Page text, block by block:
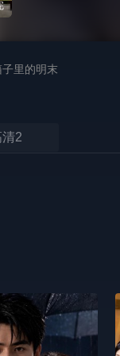
子里的明末
2